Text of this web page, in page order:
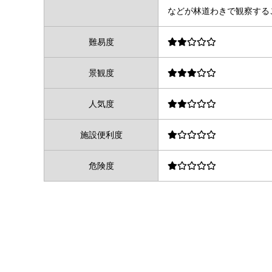
などが林道わきで観察する
難易度
景観度
人気度
施設便利度
危険度